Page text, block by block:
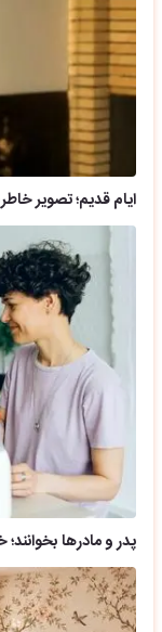
ایام قدیم؛ تصویر
پدر و مادرها